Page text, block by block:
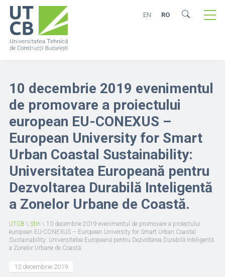
EN RO
10 decembrie 2019 evenimentul
de promovare a proiectului
european EU-CONEXUS –
European University for Smart
Urban Coastal Sustainability:
Universitatea Europeană pentru
Dezvoltarea Durabilă Inteligentă
a Zonelor Urbane de Coastă.
UTCB \ Știri \ 10 decembrie 2019 evenimentul de promovare a proiectului
european EU-CONEXUS – European University for Smart Urban Coastal
Sustainability: Universitatea Europeană pentru Dezvoltarea Durabilă Inteligentă
a Zonelor Urbane de Coastă.
12 decembrie 2019